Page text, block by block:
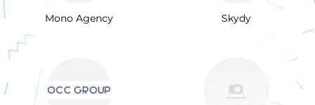
Mono Agency Skydy